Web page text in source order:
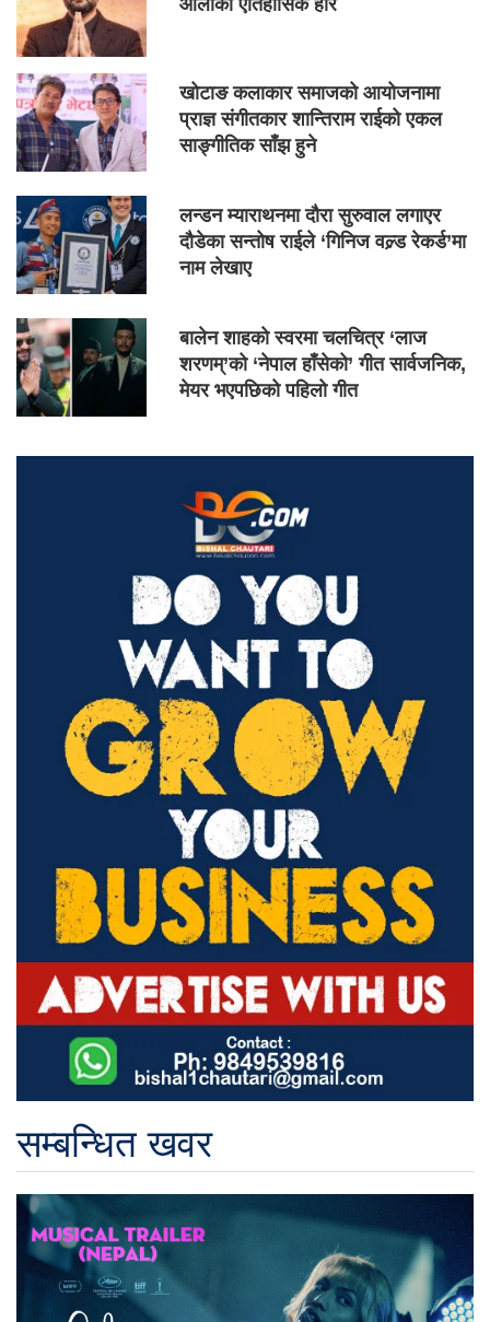
खोटाङ कलाकार समाजको आयोजनामा
प्राज्ञ संगीतकार शान्तिराम राईको एकल
साङ्गीतिक साँझ हुने
लन्डन म्याराथनमा दौरा सुरुवाल लगाएर
दौडेका सन्तोष राईले ‘गिनिज वल्र्ड रेकर्ड’मा
नाम लेखाए
बालेन शाहको स्वरमा चलचित्र ‘लाज
शरणम्’को ‘नेपाल हाँसेको’ गीत सार्वजनिक,
मेयर भएपछिको पहिलो गीत
सम्बन्धित खवर